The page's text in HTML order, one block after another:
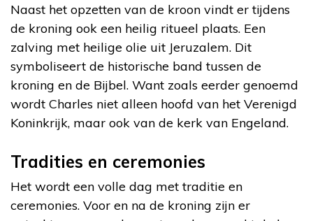
Naast het opzetten van de kroon vindt er tijdens
de kroning ook een heilig ritueel plaats. Een
zalving met heilige olie uit Jeruzalem. Dit
symboliseert de historische band tussen de
kroning en de Bijbel. Want zoals eerder genoemd
wordt Charles niet alleen hoofd van het Verenigd
Koninkrijk, maar ook van de kerk van Engeland.
Tradities en ceremonies
Het wordt een volle dag met traditie en
ceremonies. Voor en na de kroning zijn er